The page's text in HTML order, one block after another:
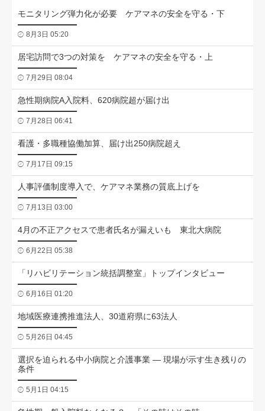
モニタリング弾力化が必要 ケアマネの安全を守る・下
8月3日 05:20
居宅訪問で3つの対策を ケアマネの安全を守る・上
7月29日 08:04
急性期病院A入院料、620病院超が届け出
7月28日 06:41
看護・多職種協働加算、届け出250病院超え
7月17日 09:15
人事評価制度導入で、ケアマネ業務の質底上げを
7月13日 03:00
4月の不正アクセスで患者氏名が漏えいも 東北大病院
6月22日 05:38
「リハビリテーション統括調整室」トップインタビュー
6月16日 01:20
地域医療連携推進法人、30道府県に63法人
5月26日 04:45
選択を迫られる中小病院と介護事業 ― 現場が示す生き残りの
条件
5月1日 04:15